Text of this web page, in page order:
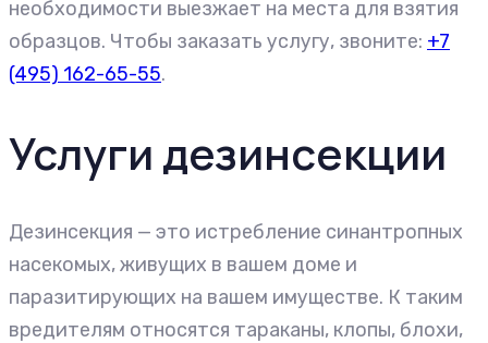
необходимости выезжает на места для взятия
образцов. Чтобы заказать услугу, звоните: +7
(495) 162-65-55.
Услуги дезинсекции
Дезинсекция — это истребление синантропных
насекомых, живущих в вашем доме и
паразитирующих на вашем имуществе. К таким
вредителям относятся тараканы, клопы, блохи,